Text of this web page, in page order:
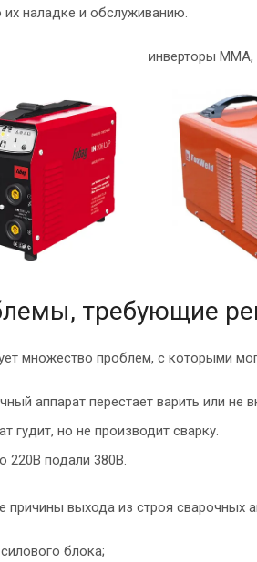
их наладке и обслуживанию.
инверторы
требующие
множество проблем, с которыми
аппарат перестает варить или не
гудит, но не производит сварку.
220В подали 380В.
причины выхода из строя сварочных
блока;